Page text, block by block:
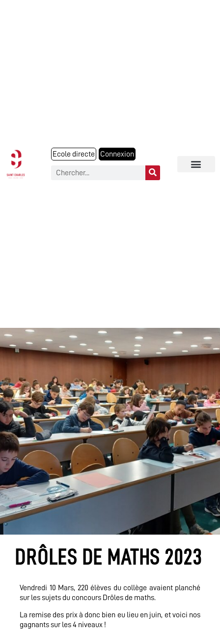
Ecole directe Connexion
DRÔLES DE MATHS 2023
Vendredi 10 Mars, 220 élèves du collège avaient planché
sur les sujets du concours Drôles de maths.
La remise des prix à donc bien eu lieu en juin, et voici nos
gagnants sur les 4 niveaux !